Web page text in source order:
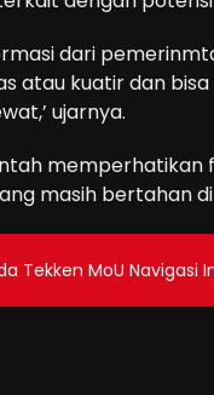
dari
atau kuatir dan
ujarnya.
memperhatikan
masih bertahan
Tekken MoU Navigasi